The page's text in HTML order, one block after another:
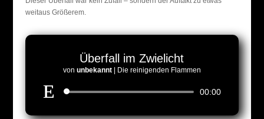
weitaus Größerem.
Überfall im Zwielicht
von unbekannt| Die reinigenden Flammen
Audio-
00:00